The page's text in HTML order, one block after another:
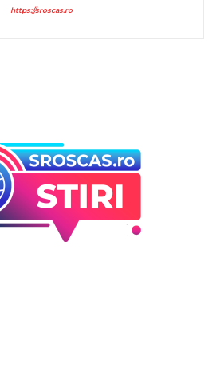
https://sroscas.ro